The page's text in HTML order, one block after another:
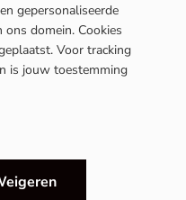
gepersonaliseerde
domein. Cookies
Voor tracking
is jouw toestemming